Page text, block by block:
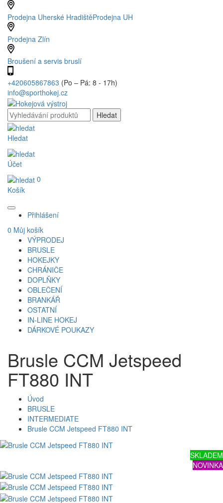
Prodejna Uherské HradištěProdejna UH
Prodejna Zlín
Broušení a servis bruslí
+420605867863 (Po – Pá: 8 - 17h)
info@sporthokej.cz
Hledat
Účet
0
Košík
Přihlášení
0 Můj košík
VÝPRODEJ
BRUSLE
HOKEJKY
CHRÁNIČE
DOPLŇKY
OBLEČENÍ
BRANKÁŘ
OSTATNÍ
IN-LINE HOKEJ
DÁRKOVÉ POUKAZY
Brusle CCM Jetspeed
FT880 INT
Úvod
BRUSLE
INTERMEDIATE
Brusle CCM Jetspeed FT880 INT
SKLADEM
NOVINKA